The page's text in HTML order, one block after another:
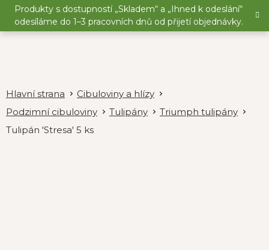
Přejít
obsah
Produkty s dostupností „Skladem“ a „Ihned k odeslání“
odesíláme do 1–3 pracovních dnů od přijetí objednávky.
Cibuloviny a hlízy
Podzimní cibuloviny
Tulipány
Triumph tulipány
Tulipán 'Stresa' 5 ks